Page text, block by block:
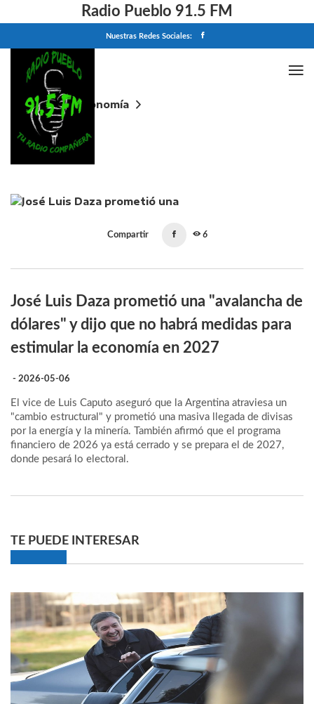
Radio Pueblo 91.5 FM
Nuestras Redes Sociales:
Home
Economía
José Luis Daza prometió una "avalancha de dólares"
y dijo que no habrá medidas para estimular la
economía en 2027
Compartir 6
José Luis Daza prometió una "avalancha de
dólares" y dijo que no habrá medidas para
estimular la economía en 2027
- 2026-05-06
El vice de Luis Caputo aseguró que la Argentina atraviesa un
"cambio estructural" y prometió una masiva llegada de divisas
por la energía y la minería. También afirmó que el programa
financiero de 2026 ya está cerrado y se prepara el de 2027,
donde pesará lo electoral.
TE PUEDE INTERESAR